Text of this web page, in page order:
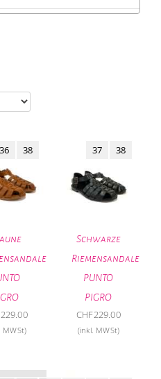
36 38
229.00
MWSt)
Schwarze
Riemensandale
PUNTO
PIGRO
37 38
CHF229.00
(inkl. MWSt)